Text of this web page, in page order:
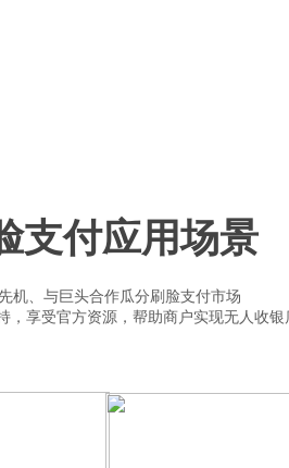
支付应用场景
机、与巨头合作瓜分刷脸支付市场
，享受官方资源，帮助商户实现无人收银